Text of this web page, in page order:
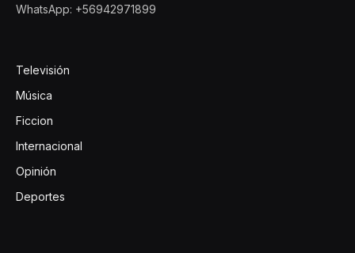
WhatsApp: +56942971899
Televisión
Música
Ficcion
Internacional
Opinión
Deportes